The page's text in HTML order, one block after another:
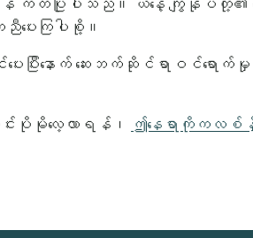
ကတိပြုပါသည်။ ယနေ့ ကျွန်ုပ်တို့၏ ဆေး
ညီပေးကြပါစို့။
ပေးပြီးနောက် ဆေးဘက်ဆိုင်ရာဝင်ရ
ပိုမိုလေ့လာရန်၊
ဤနေရာကိုကလစ်